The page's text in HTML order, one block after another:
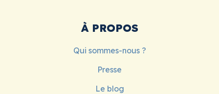
À PROPOS
Qui sommes-nous ?
Presse
Le blog